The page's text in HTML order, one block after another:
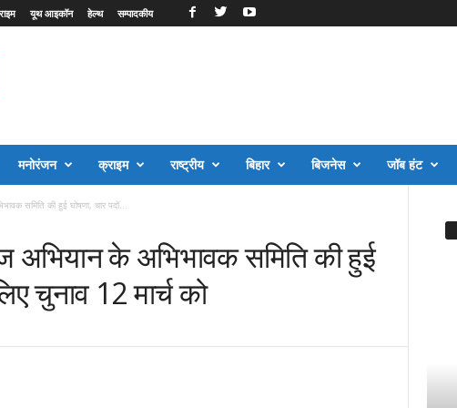
यूथ आइकॉन हेल्थ सम्पादकीय
मनोरंजन क्राइम राष्ट्रीय बिहार बिजनेस जॉब हंट
समिति की हुई घोषणा, चार पदों...
अभियान के अभिभावक समिति की हुई
चुनाव 12 मार्च को